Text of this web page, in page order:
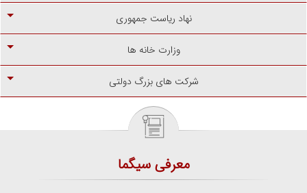
نهاد ریاست جمهوری
وزارت خانه ها
شرکت های بزرگ دولتی
معرفی سیگما